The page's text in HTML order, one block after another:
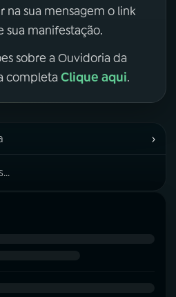
na sua mensagem o link
manifestação.
sobre a Ouvidoria da
completa Clique aqui.
›